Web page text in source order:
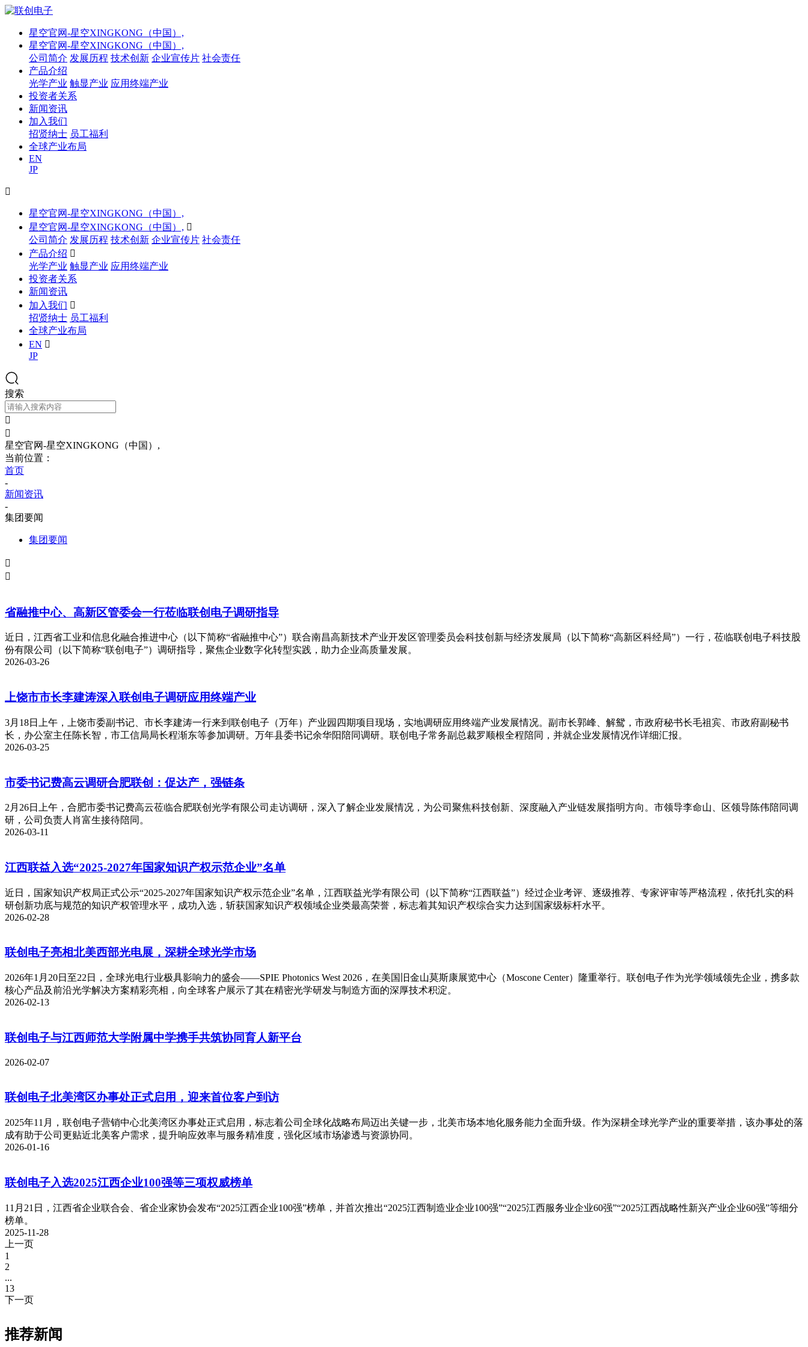
星空官网-星空XINGKONG（中国）,
星空官网-星空XINGKONG（中国）,
公司简介 发展历程 技术创新 企业宣传片 社会责任
产品介绍
光学产业 触显产业 应用终端产业
投资者关系
新闻资讯
加入我们
招贤纳士 员工福利
全球产业布局
EN
JP

星空官网-星空XINGKONG（中国）,
星空官网-星空XINGKONG（中国）, 
公司简介 发展历程 技术创新 企业宣传片 社会责任
产品介绍 
光学产业 触显产业 应用终端产业
投资者关系
新闻资讯
加入我们 
招贤纳士 员工福利
全球产业布局
EN 
JP
搜索


星空官网-星空XINGKONG（中国）,
当前位置：
首页
-
新闻资讯
-
集团要闻
集团要闻


省融推中心、高新区管委会一行莅临联创电子调研指导
近日，江西省工业和信息化融合推进中心（以下简称“省融推中心”）联合南昌高新技术产业开发区管理委员会科技创新与经济发展局（以下简称“高新区科经局”）一行，莅临联创电子科技股
份有限公司（以下简称“联创电子”）调研指导，聚焦企业数字化转型实践，助力企业高质量发展。
2026-03-26
上饶市市长李建涛深入联创电子调研应用终端产业
3月18日上午，上饶市委副书记、市长李建涛一行来到联创电子（万年）产业园四期项目现场，实地调研应用终端产业发展情况。副市长郭峰、解鸳，市政府秘书长毛祖宾、市政府副秘书
长，办公室主任陈长智，市工信局局长程渐东等参加调研。万年县委书记余华阳陪同调研。联创电子常务副总裁罗顺根全程陪同，并就企业发展情况作详细汇报。
2026-03-25
市委书记费高云调研合肥联创：促达产，强链条
2月26日上午，合肥市委书记费高云莅临合肥联创光学有限公司走访调研，深入了解企业发展情况，为公司聚焦科技创新、深度融入产业链发展指明方向。市领导李命山、区领导陈伟陪同调
研，公司负责人肖富生接待陪同。
2026-03-11
江西联益入选“2025-2027年国家知识产权示范企业”名单
近日，国家知识产权局正式公示“2025-2027年国家知识产权示范企业”名单，江西联益光学有限公司（以下简称“江西联益”）经过企业考评、逐级推荐、专家评审等严格流程，依托扎实的科
研创新功底与规范的知识产权管理水平，成功入选，斩获国家知识产权领域企业类最高荣誉，标志着其知识产权综合实力达到国家级标杆水平。
2026-02-28
联创电子亮相北美西部光电展，深耕全球光学市场
2026年1月20日至22日，全球光电行业极具影响力的盛会——SPIE Photonics West 2026，在美国旧金山莫斯康展览中心（Moscone Center）隆重举行。联创电子作为光学领域领先企业，携多款
核心产品及前沿光学解决方案精彩亮相，向全球客户展示了其在精密光学研发与制造方面的深厚技术积淀。
2026-02-13
联创电子与江西师范大学附属中学携手共筑协同育人新平台
2026-02-07
联创电子北美湾区办事处正式启用，迎来首位客户到访
2025年11月，联创电子营销中心北美湾区办事处正式启用，标志着公司全球化战略布局迈出关键一步，北美市场本地化服务能力全面升级。作为深耕全球光学产业的重要举措，该办事处的落
成有助于公司更贴近北美客户需求，提升响应效率与服务精准度，强化区域市场渗透与资源协同。
2026-01-16
联创电子入选2025江西企业100强等三项权威榜单
11月21日，江西省企业联合会、省企业家协会发布“2025江西企业100强”榜单，并首次推出“2025江西制造业企业100强”“2025江西服务业企业60强”“2025江西战略性新兴产业企业60强”等细分
榜单。
2025-11-28
上一页
1
2
...
13
下一页
推荐新闻